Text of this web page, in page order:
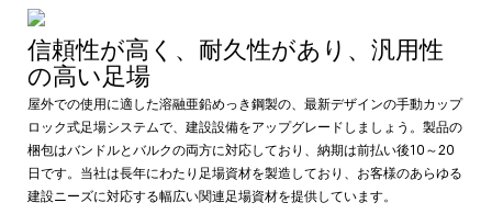
信頼性が高く、耐久性があり、汎用性
の高い足場
屋外での使用に適した溶融亜鉛めっき鋼製の、最新デザインの手動カップ
ロック式足場システムで、建設設備をアップグレードしましょう。製品の
梱包はバンドルとバルクの両方に対応しており、納期は前払い後10～20
日です。当社は長年にわたり足場資材を製造しており、お客様のあらゆる
建設ニーズに対応する幅広い関連足場資材を提供しています。